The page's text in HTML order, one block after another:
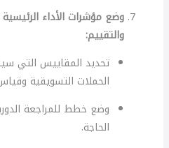
والتقييم:
تحديد المقاييس التي
الحملات التسويقية
وضع خطط للمراجعة
الحاجة.